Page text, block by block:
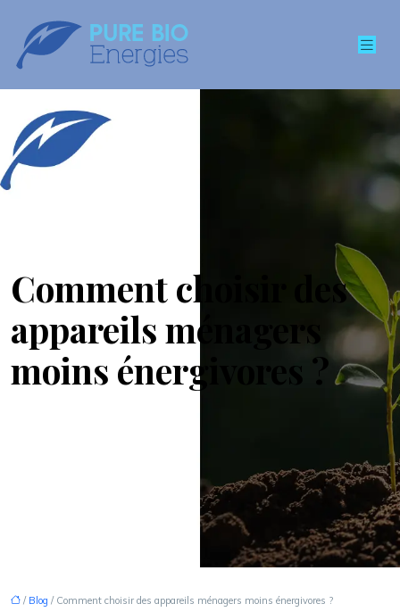
Comment choisir des
appareils ménagers
moins énergivores ?
/ Blog / Comment choisir des appareils ménagers moins énergivores ?